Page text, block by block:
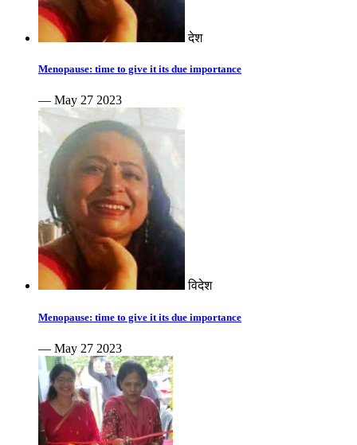
देश
Menopause: time to give it its due importance
— May 27 2023
विदेश
Menopause: time to give it its due importance
— May 27 2023